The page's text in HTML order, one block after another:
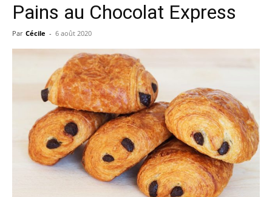
Pains au Chocolat Express
Par Cécile - 6 août 2020